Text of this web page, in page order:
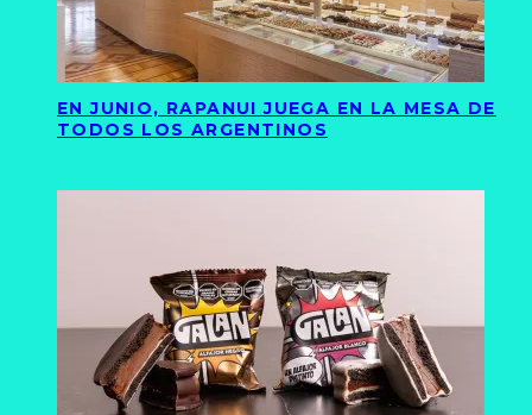
EN JUNIO, RAPANUI JUEGA EN LA MESA DE
TODOS LOS ARGENTINOS